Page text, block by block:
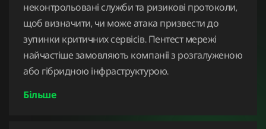
неконтрольовані служби та ризикові протоколи,
щоб визначити, чи може атака призвести до
зупинки критичних сервісів. Пентест мережі
найчастіше замовляють компанії з розгалуженою
або гібридною інфраструктурою.